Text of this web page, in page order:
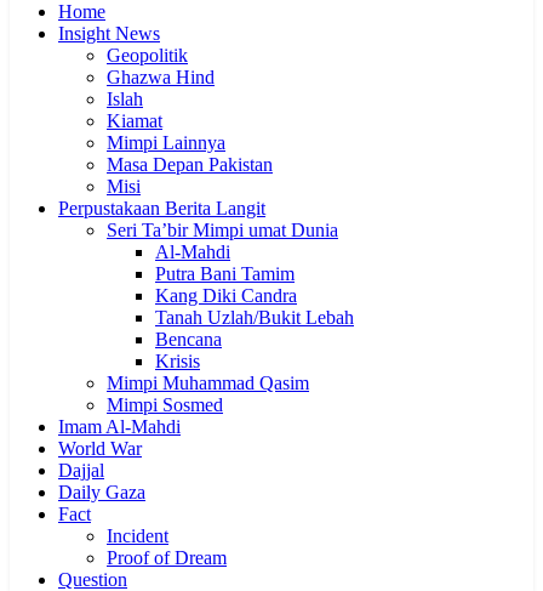
Home
Insight News
Geopolitik
Ghazwa Hind
Islah
Kiamat
Mimpi Lainnya
Masa Depan Pakistan
Misi
Perpustakaan Berita Langit
Seri Ta’bir Mimpi umat Dunia
Al-Mahdi
Putra Bani Tamim
Kang Diki Candra
Tanah Uzlah/Bukit Lebah
Bencana
Krisis
Mimpi Muhammad Qasim
Mimpi Sosmed
Imam Al-Mahdi
World War
Dajjal
Daily Gaza
Fact
Incident
Proof of Dream
Question